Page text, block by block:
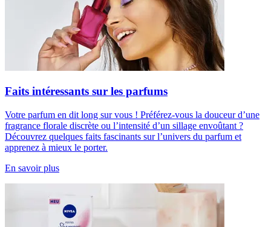
Faits intéressants sur les parfums
Votre parfum en dit long sur vous ! Préférez-vous la douceur d’une
fragrance florale discrète ou l’intensité d’un sillage envoûtant ?
Découvrez quelques faits fascinants sur l’univers du parfum et
apprenez à mieux le porter.
En savoir plus